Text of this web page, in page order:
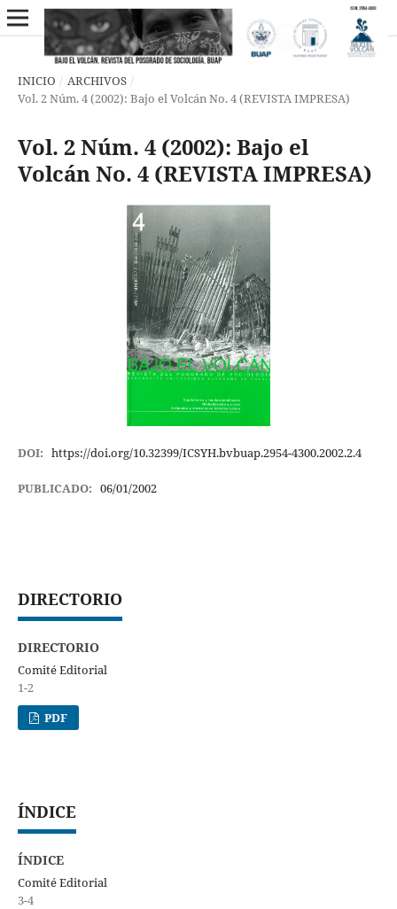
INICIO / ARCHIVOS /
Vol. 2 Núm. 4 (2002): Bajo el Volcán No. 4 (REVISTA IMPRESA)
Vol. 2 Núm. 4 (2002): Bajo el
Volcán No. 4 (REVISTA IMPRESA)
DOI: https://doi.org/10.32399/ICSYH.bvbuap.2954-4300.2002.2.4
PUBLICADO: 06/01/2002
DIRECTORIO
DIRECTORIO
Comité Editorial
1-2
PDF
ÍNDICE
ÍNDICE
Comité Editorial
3-4